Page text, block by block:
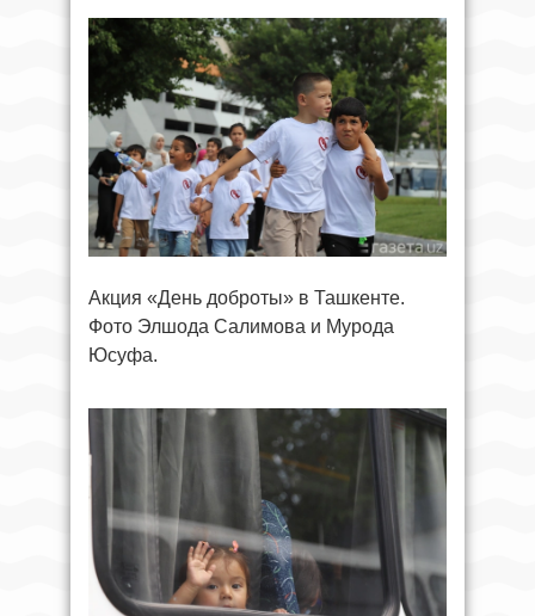
Акция «День доброты» в Ташкенте.
Фото Элшода Салимова и Мурода
Юсуфа.